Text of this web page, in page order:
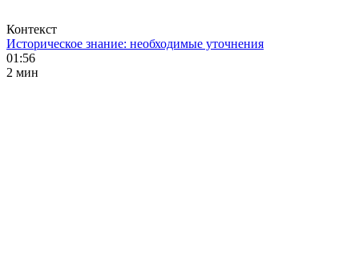
Контекст
Историческое знание: необходимые уточнения
01:56
2 мин